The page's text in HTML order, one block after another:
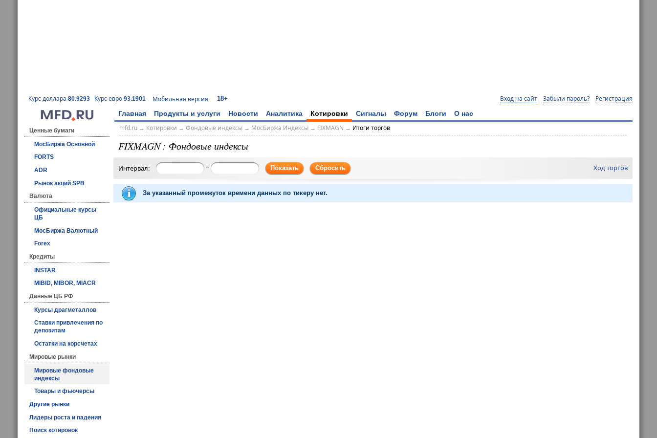
Курс доллара 80.9293 Курс евро 93.1901 Мобильная версия 18+ Вход на сайт Забыли пароль? Регистрация
Главная Продукты и услуги Новости Аналитика Котировки Сигналы Форум Блоги О нас
Ценные бумаги
МосБиржа Основной
FORTS
ADR
Рынок акций SPB
Валюта
Официальные курсы
ЦБ
МосБиржа Валютный
Forex
Кредиты
INSTAR
MIBID, MIBOR, MIACR
Данные ЦБ РФ
Курсы драгметаллов
Ставки привлечения по
депозитам
Остатки на корсчетах
Мировые рынки
Мировые фондовые
индексы
Товары и фьючерсы
Другие рынки
Лидеры роста и падения
Поиск котировок
mfd.ru→ Котировки → Фондовые индексы→ МосБиржа Индексы→ FIXMAGN → Итоги торгов
FIXMAGN : Фондовые индексы
Ход торгов
Интервал: – Показать Сбросить
За указанный промежуток времени данных по тикеру нет.